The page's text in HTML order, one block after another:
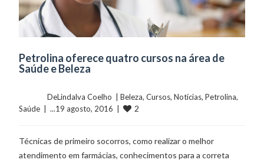
Petrolina oferece quatro cursos na área de
Saúde e Beleza
	    	DeLindalva Coelho  |
Beleza, Cursos, Notícias, Petrolina
Saúde
  |  ...19 agosto, 2016  |
2
Técnicas de primeiro socorros, como realizar o melhor
atendimento em farmácias, conhecimentos para a correta